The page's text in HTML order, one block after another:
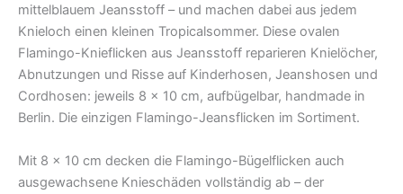
Menge
mittelblauem Jeansstoff – und machen dabei aus jedem
Knieloch einen kleinen Tropicalsommer. Diese ovalen
Flamingo-Knieflicken aus Jeansstoff reparieren Knielöcher,
Abnutzungen und Risse auf Kinderhosen, Jeanshosen und
Cordhosen: jeweils 8 × 10 cm, aufbügelbar, handmade in
Berlin. Die einzigen Flamingo-Jeansflicken im Sortiment.
Mit 8 × 10 cm decken die Flamingo-Bügelflicken auch
ausgewachsene Knieschäden vollständig ab – der